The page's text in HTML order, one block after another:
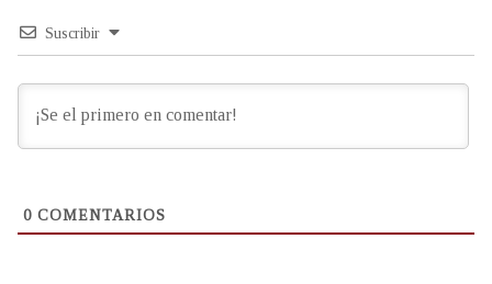
Suscribir
0 COMENTARIOS